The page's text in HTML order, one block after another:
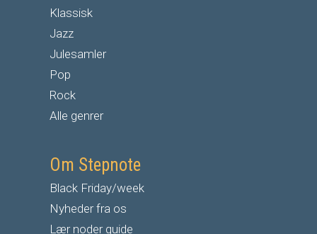
Klassisk
Jazz
Julesamler
Pop
Rock
Alle genrer
Om Stepnote
Black Friday/week
Nyheder fra os
Lær noder guide